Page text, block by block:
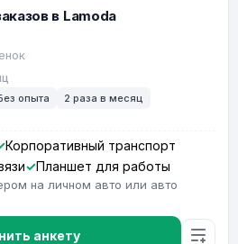
в Lamoda
опыта
2 раза в месяц
Корпоративный транспорт
Планшет для работы
на личном авто или авто
анкету